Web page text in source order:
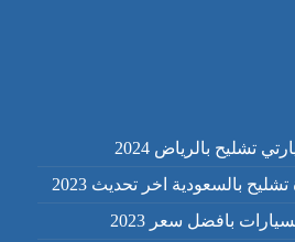
تشليح بالرياض 2024
بالسعودية اخر تحديث 2023
بافضل سعر 2023